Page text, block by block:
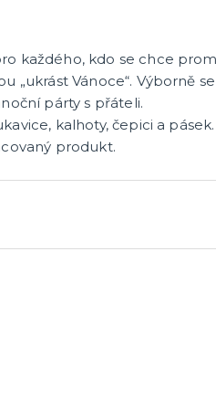
každého, kdo se chce
„ukrást Vánoce“. Výborně
párty s přáteli.
kalhoty, čepici a pásek.
produkt.